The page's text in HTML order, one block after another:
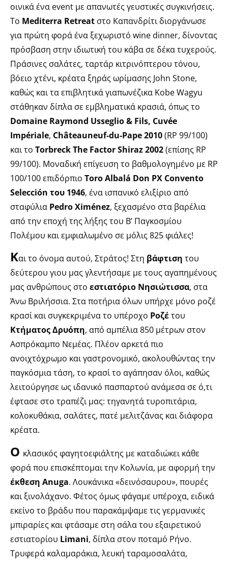
οινικά ένα event με απανωτές γευστικές συγκινήσεις.
To Mediterra Retreat στο Καπανδρίτι διοργάνωσε
για πρώτη φορά ένα ξεχωριστό wine dinner, δίνοντας
πρόσβαση στην ιδιωτική του κάβα σε δέκα τυχερούς.
Πράσινες σαλάτες, ταρτάρ κιτρινόπτερου τόνου,
βόειο χτένι, κρέατα ξηράς ωρίμασης John Stone,
καθώς και τα επιβλητικά γιαπωνέζικα Kobe Wagyu
στάθηκαν δίπλα σε εμβληματικά κρασιά, όπως το
Domaine Raymond Usseglio & Fils, Cuvée
Impériale, Châteauneuf-du-Pape 2010(RP 99/100)
και το TorbreckThe Factor Shiraz 2002(επίσης RP
99/100). Μοναδική επίγευση το βαθμολογημένο με RP
100/100 επιδόρπιο Toro Albalá Don PX Convento
Selección του 1946, ένα ισπανικό ελιξίριο από
σταφύλια Pedro Ximénez, ξεχασμένο στα βαρέλια
από την εποχή της λήξης του Β’ Παγκοσμίου
Πολέμου και εμφιαλωμένο σε μόλις 825 φιάλες!
Kαι το όνομα αυτού, Στράτος! Στη βάφτιση του
δεύτερου γιου μας γλεντήσαμε με τους αγαπημένους
μας ανθρώπους στο εστιατόριο Νησιώτισσα, στα
Άνω Βριλήσσια. Στα ποτήρια όλων υπήρχε μόνο ροζέ
κρασί και συγκεκριμένα το υπέροχο Ροζέτου
Κτήματος Δρυόπη, από αμπέλια 850 μέτρων στον
Ασπρόκαμπο Νεμέας. Πλέον αρκετά πιο
ανοιχτόχρωμο και γαστρονομικό, ακολουθώντας την
παγκόσμια τάση, το κρασί το αγάπησαν όλοι, καθώς
λειτούργησε ως ιδανικό πασπαρτού ανάμεσα σε ό,τι
έφτασε στο τραπέζι μας: τηγανητά τυροπιτάρια,
κολοκυθάκια, σαλάτες, πατέ μελιτζάνας και διάφορα
κρέατα.
Ο κλασικός φαγητοεφιάλτης με καταδιώκει κάθε
φορά που επισκέπτομαι την Κολωνία, με αφορμή την
έκθεση Αnuga. Λουκάνικα «δεινόσαυρου», πουρές
και ξινολάχανο. Φέτος όμως φάγαμε υπέροχα, ειδικά
εκείνο το βράδυ που παρακάμψαμε τις γερμανικές
μπιραρίες και φτάσαμε στη σάλα του εξαιρετικού
εστιατορίου Limani, δίπλα στον ποταμό Ρήνο.
Τρυφερά καλαμαράκια, λευκή ταραμοσαλάτα,